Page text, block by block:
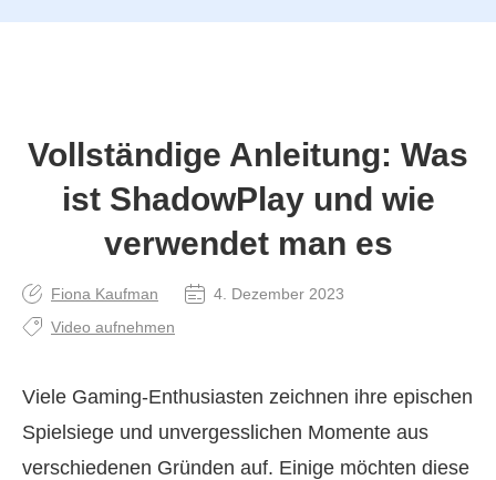
Vollständige Anleitung: Was
ist ShadowPlay und wie
verwendet man es
Fiona Kaufman
4. Dezember 2023
Video aufnehmen
Viele Gaming-Enthusiasten zeichnen ihre epischen
Spielsiege und unvergesslichen Momente aus
verschiedenen Gründen auf. Einige möchten diese